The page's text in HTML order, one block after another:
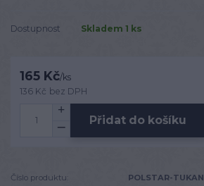
Dostupnost Skladem 1 ks
165 Kč/ks
136 Kč bez DPH
Přidat do košíku
Číslo produktu:
POLSTAR-TUKAN